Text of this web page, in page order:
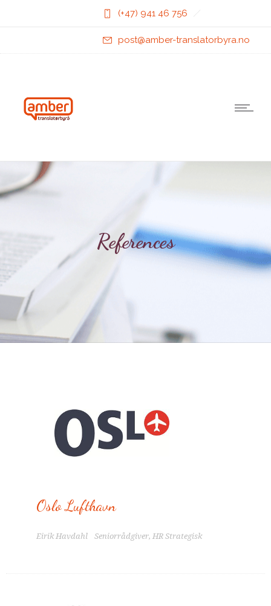
(+47) 941 46 756
post@amber-translatorbyra.no
References
Oslo Lufthavn
Eirik Havdahl Seniorrådgiver, HR Strategisk
“Vi har fått veldig gode tilbakemeldinger på